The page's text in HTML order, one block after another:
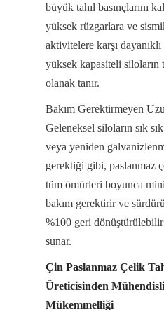
büyük tahıl basınçlarını
yüksek rüzgarlara ve
aktivitelere karşı
yüksek kapasiteli siloların
olanak tanır.
Bakım Gerektirmeyen
Geleneksel siloların sık
veya yeniden
gerektiği gibi, paslanmaz
tüm ömürleri boyunca
bakım gerektirir ve
%100 geri
sunar.
Çin Paslanmaz Çelik
Üreticisinden
Mükemmelliği